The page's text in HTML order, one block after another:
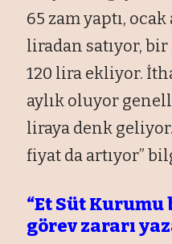
65 zam yaptı,
liradan satıyor,
120 lira ekliyor.
aylık oluyor
liraya denk
fiyat da artıyor”
“Et Süt Kurumu
görev zararı